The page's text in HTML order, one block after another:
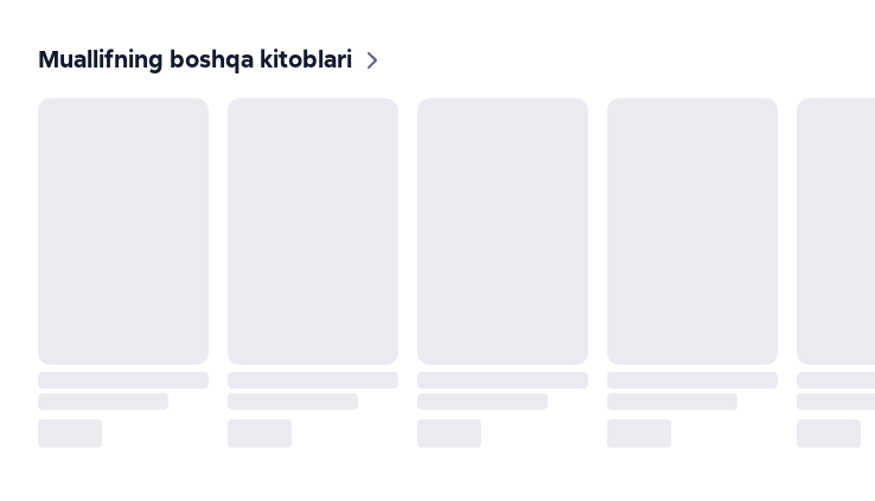
Muallifning boshqa kitoblari